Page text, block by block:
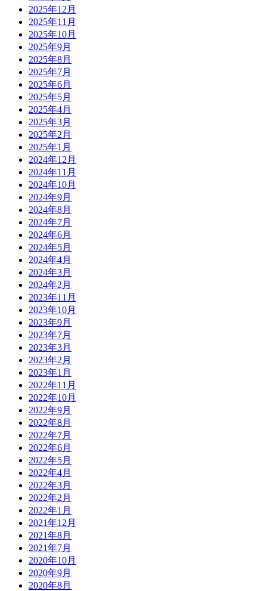
2025年12月
2025年11月
2025年10月
2025年9月
2025年8月
2025年7月
2025年6月
2025年5月
2025年4月
2025年3月
2025年2月
2025年1月
2024年12月
2024年11月
2024年10月
2024年9月
2024年8月
2024年7月
2024年6月
2024年5月
2024年4月
2024年3月
2024年2月
2023年11月
2023年10月
2023年9月
2023年7月
2023年3月
2023年2月
2023年1月
2022年11月
2022年10月
2022年9月
2022年8月
2022年7月
2022年6月
2022年5月
2022年4月
2022年3月
2022年2月
2022年1月
2021年12月
2021年8月
2021年7月
2020年10月
2020年9月
2020年8月